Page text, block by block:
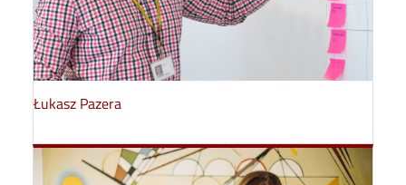
Łukasz Pazera